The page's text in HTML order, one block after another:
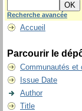
Recherche avancée
Accueil
Parcourir le
Communautés et
Issue Date
Author
Title